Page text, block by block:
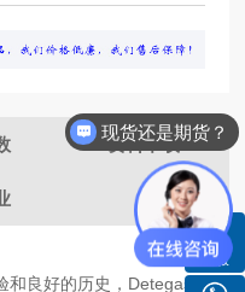
资料下载
良好的历史，Detegasa
客服
现货还是期货？